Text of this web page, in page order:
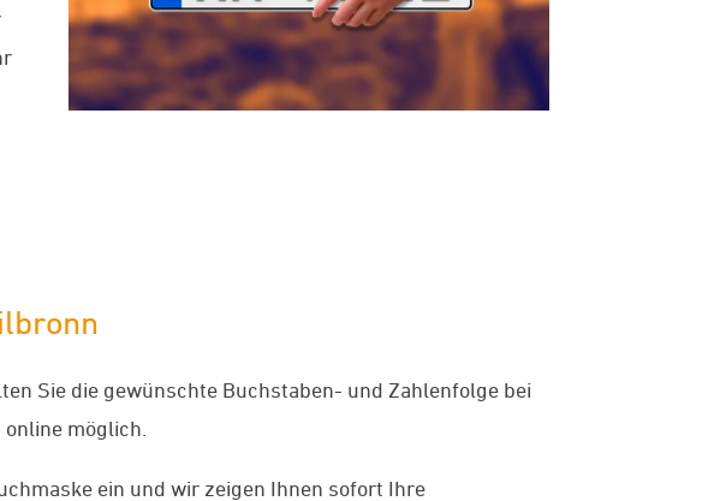
Sie die gewünschte Buchstaben- und Zahlenfolge bei
möglich.
ein und wir zeigen Ihnen sofort Ihre